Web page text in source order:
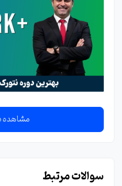
مشاهده
سوالات مرتبط